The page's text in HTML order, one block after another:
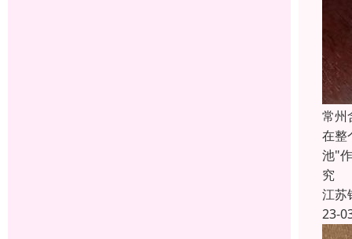
常州
在整
池"
究
江苏
23-